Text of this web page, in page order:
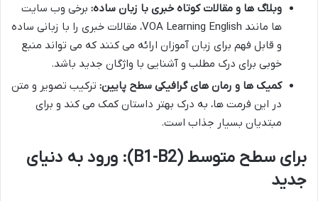
وبلاگ ها و مقالات کوتاه خبری با زبان ساده: برخی وب سایت
ها مانند VOA Learning English، مقالات خبری را با زبانی ساده
و قابل فهم برای زبان آموزان ارائه می کنند که می تواند منبع
خوبی برای درک مطلب و آشنایی با واژگان جدید باشد.
کمیک ها و رمان های گرافیکی سطح پایین: ترکیب تصویر و متن
در این فرمت ها، به درک بهتر داستان کمک می کند و برای
مبتدیان بسیار جذاب است.
برای سطح متوسط (B1-B2): ورود به دنیای
جدید